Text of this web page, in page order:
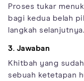
Proses tukar
bagi kedua belah
langkah selanjutnya.
3. Jawaban
Khitbah yang
sebuah ketetapan